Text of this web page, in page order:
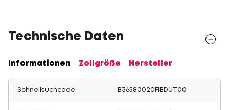
Technische Daten
Informationen Zollgröße Hersteller
Schnellsuchcode B36580020FIBDUT00